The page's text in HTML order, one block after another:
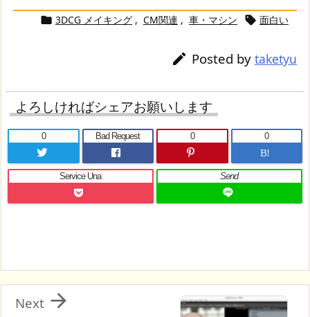
 3DCG メイキング , CM関連 , 車・マシン  面白い
 Posted by taketyu
よろしければシェアお願いします
0 Bad Request
0
B!
0
Service Una Send

Next